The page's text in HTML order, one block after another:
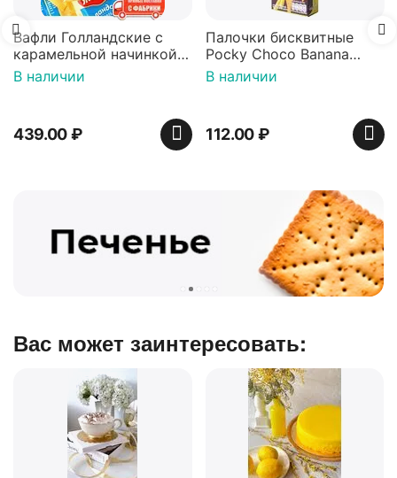
Вафли Голландские с
карамельной начинкой
16 шт по 36 г ТМ Яшкино
В наличии
439.00₽
Палочки бисквитные
Pocky Choco Banana
25гр
В наличии
112.00₽
Вас может заинтересовать: